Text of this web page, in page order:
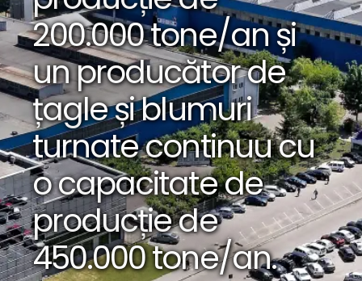
200.000 tone/an și
un producător de
țagle și blumuri
turnate continuu cu
o capacitate de
producție de
450.000 tone/an.